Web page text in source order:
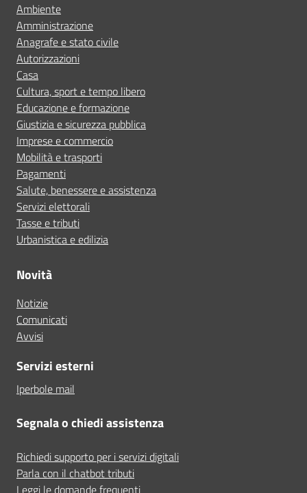
Ambiente
Amministrazione
Anagrafe e stato civile
Autorizzazioni
Casa
Cultura, sport e tempo libero
Educazione e formazione
Giustizia e sicurezza pubblica
Imprese e commercio
Mobilità e trasporti
Pagamenti
Salute, benessere e assistenza
Servizi elettorali
Tasse e tributi
Urbanistica e edilizia
Novità
Notizie
Comunicati
Avvisi
Servizi esterni
Iperbole mail
Segnala o chiedi assistenza
Richiedi supporto per i servizi digitali
Parla con il chatbot tributi